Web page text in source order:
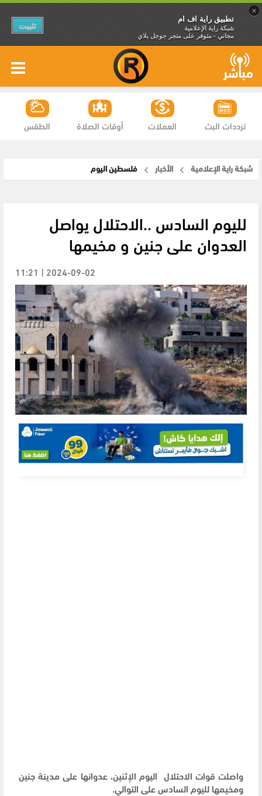
×
تطبيق راية اف ام
شبكة راية الإعلامية
مجاني - متوفر على متجر جوجل بلاي
تثبيت
الطقس أوقات الصلاة العملات ترددات البث
شبكة راية الإعلامية الأخبار فلسطين اليوم
لليوم السادس ..الاحتلال يواصل
العدوان على جنين و مخيمها
2024-09-02 | 11:21
واصلت قوات الاحتلال اليوم الإثنين، عدوانها على مدينة جنين
ومخيمها لليوم السادس على التوالي.